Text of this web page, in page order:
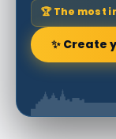
🏆 The most
✨ Create